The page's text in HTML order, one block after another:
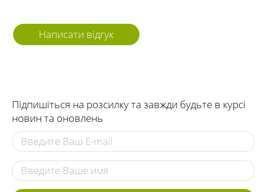
Написати відгук
Підпишіться на розсилку та завжди будьте в курсі
новин та оновлень